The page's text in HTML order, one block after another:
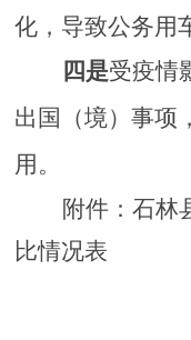
化，导致公务用
四是受疫情
出国（境）事项
用 。
附件： 石林
比情况表